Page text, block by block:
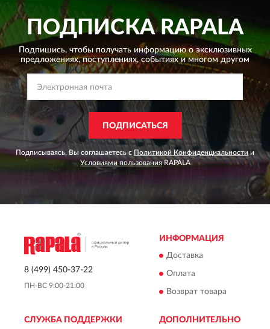
ПОДПИСКАRAPALA
Подпишись, чтобы получать информацию о эксклюзивных
предложениях,поступлениях, событиях и многом другом
ПОДПИСАТЬСЯ
Подписываясь, Вы соглашаетесь сПолитикой Конфиденциальности и
Условиями пользованияRAPALA
8 (499) 450-37-22
ПН-ВС 9:00-21:00
ИНФОРМАЦИЯ
Доставка
Оплата
Возврат товара
СЛУЖБА ПОДДЕРЖКИ ДОПОЛНИТЕЛЬНО